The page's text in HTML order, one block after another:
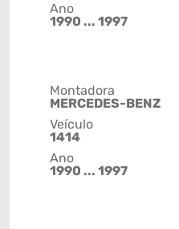
Ano
1990 ... 1997
Montadora
MERCEDES-BENZ
Veículo
1414
Ano
1990 ... 1997